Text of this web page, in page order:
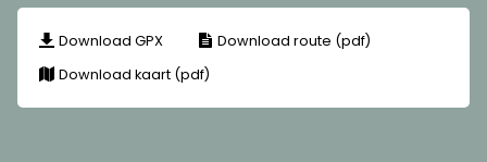
Download GPX
Download route (pdf)
Download kaart (pdf)